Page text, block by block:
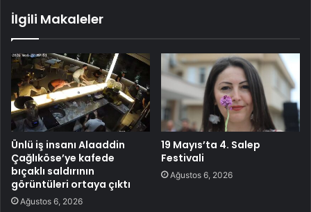
İlgili Makaleler
Ünlü iş insanı Alaaddin
Çağlıköse’ye kafede
bıçaklı saldırının
görüntüleri ortaya çıktı
Ağustos 6, 2026
19 Mayıs’ta 4. Salep
Festivali
Ağustos 6, 2026